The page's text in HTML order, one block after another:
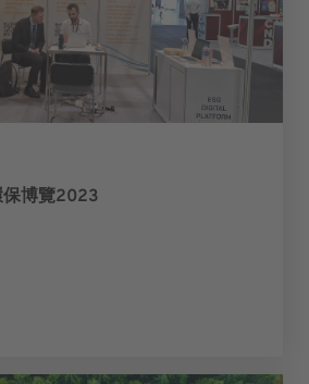
保博覽2023